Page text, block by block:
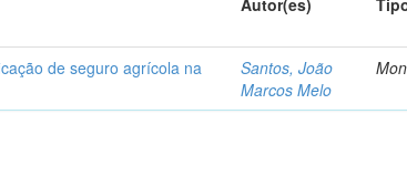
Autor(es)
de seguro agrícola na
Santos, João
Marcos Melo